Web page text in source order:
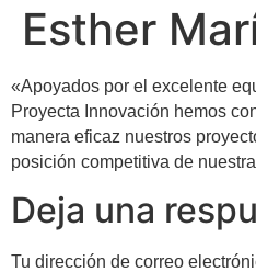
Esther
«Apoyados por el excelente
Proyecta Innovación hemos
manera eficaz nuestros
posición competitiva de
Deja una
Tu dirección de correo